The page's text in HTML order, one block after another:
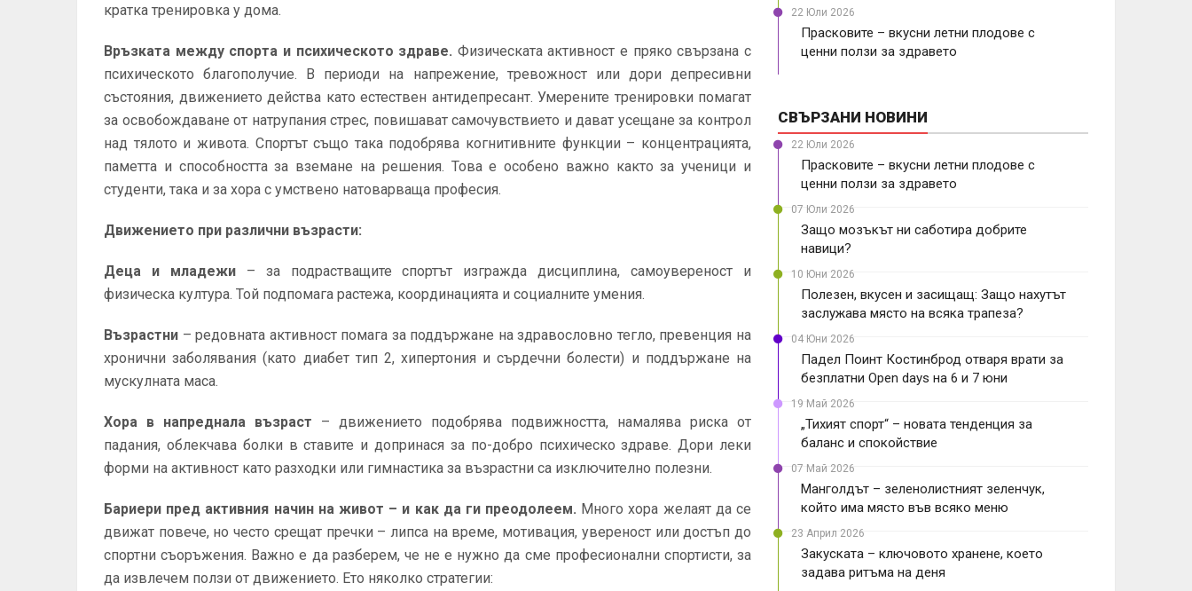
кратка тренировка у дома.
Връзката между спорта и психическото здраве. Физическата активност е пряко свързана с
психическото благополучие. В периоди на напрежение, тревожност или дори депресивни
състояния, движението действа като естествен антидепресант. Умерените тренировки помагат
за освобождаване от натрупания стрес, повишават самочувствието и дават усещане за контрол
над тялото и живота. Спортът също така подобрява когнитивните функции – концентрацията,
паметта и способността за вземане на решения. Това е особено важно както за ученици и
студенти, така и за хора с умствено натоварваща професия.
Движението при различни възрасти:
Деца и младежи– за подрастващите спортът изгражда дисциплина, самоувереност и
физическа култура. Той подпомага растежа, координацията и социалните умения.
Възрастни – редовната активност помага за поддържане на здравословно тегло, превенция на
хронични заболявания (като диабет тип 2, хипертония и сърдечни болести) и поддържане на
мускулната маса.
Хора в напреднала възраст – движението подобрява подвижността, намалява риска от
падания, облекчава болки в ставите и допринася за по-добро психическо здраве. Дори леки
форми на активност като разходки или гимнастика за възрастни са изключително полезни.
Бариери пред активния начин на живот – и как да ги преодолеем. Много хора желаят да се
движат повече, но често срещат пречки – липса на време, мотивация, увереност или достъп до
спортни съоръжения. Важно е да разберем, че не е нужно да сме професионални спортисти, за
да извлечем ползи от движението. Ето няколко стратегии:
22 Юли 2026
Прасковите – вкусни летни плодове с
ценни ползи за здравето
СВЪРЗАНИ НОВИНИ
22 Юли 2026
Прасковите – вкусни летни плодове с
ценни ползи за здравето
07 Юли 2026
Защо мозъкът ни саботира добрите
навици?
10 Юни 2026
Полезен, вкусен и засищащ: Защо нахутът
заслужава място на всяка трапеза?
04 Юни 2026
Падел Поинт Костинброд отваря врати за
безплатни Open days на 6 и 7 юни
19 Май 2026
„Тихият спорт“ – новата тенденция за
баланс и спокойствие
07 Май 2026
Манголдът – зеленолистният зеленчук,
който има място във всяко меню
23 Април 2026
Закуската – ключовото хранене, което
задава ритъма на деня